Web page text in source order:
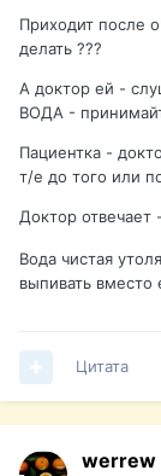
Приходит после
делать ???
А доктор ей -
ВОДА -
Пациентка -
т/е до того или
Доктор
Вода чистая
выпивать вместо
Цитата
werrew